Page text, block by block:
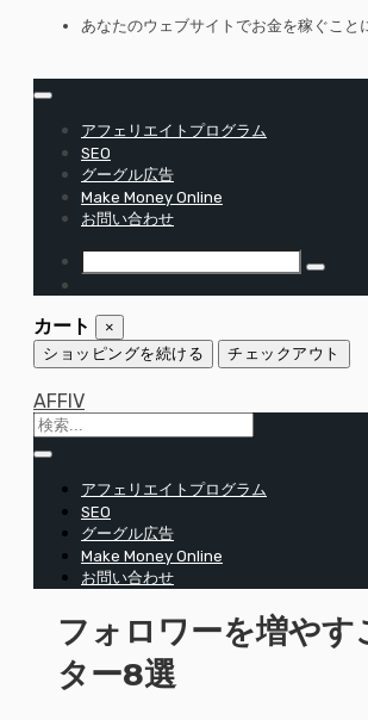
テ
ン
あなたのウェブサイトでお金を稼ぐこと
アフェリエイトプログラム
SEO
グーグル広告
Make Money Online
お問い合わせ
カート ×
ショッピングを続ける チェックアウト
AFFIV
アフェリエイトプログラム
SEO
グーグル広告
Make Money Online
お問い合わせ
フォロワーを増や
ター8選